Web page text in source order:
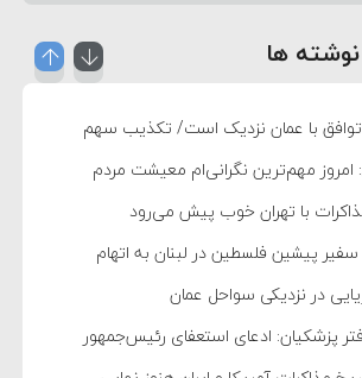
ها
با عمان نزدیک است/ تکذیب سهم
امروز مهم‌ترین نگرانی‌ام معیشت مردم
با تهران خوب پیش می‌رود
پیشین فلسطین در لبنان به اتهام
اموال
در نزدیکی سواحل عمان
پزشکیان: ادعای استعفای رئیس‌جمهور